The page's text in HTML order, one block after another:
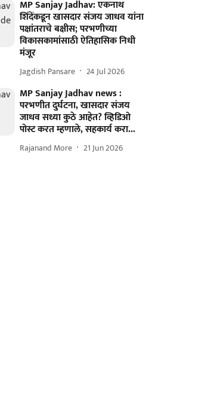
MP Sanjay Jadhav: एकनाथ
शिंदेंकडून खासदार संजय जाधव यांना
पक्षांतराचे बक्षीस; परभणीच्या
विकासकामांसाठी ऐतिहासिक निधी
मंजूर
Jagdish Pansare 24 Jul 2026
MP Sanjay Jadhav news :
परभणीत दुर्घटना, खासदार संजय
जाधव सध्या कुठे आहेत? व्हिडिओ
पोस्ट करत म्हणाले, सहकार्य करा...
Rajanand More 21 Jun 2026